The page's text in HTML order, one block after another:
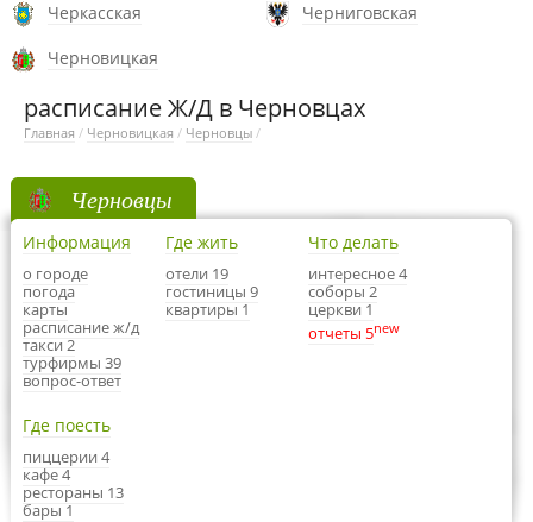
Черкасская
Черниговская
Черновицкая
расписание Ж/Д в Черновцах
Главная / Черновицкая / Черновцы /
Черновцы
Информация
о городе
погода
карты
расписание ж/д
такси 2
турфирмы 39
вопрос-ответ
Где жить
отели 19
гостиницы 9
квартиры 1
Что делать
интересное 4
соборы 2
церкви 1
отчеты 5new
Где поесть
пиццерии 4
кафе 4
рестораны 13
бары 1